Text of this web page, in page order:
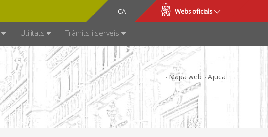
CA
ES Webs oficials
Utilitats Tràmits i serveis
Mapa web Ajuda